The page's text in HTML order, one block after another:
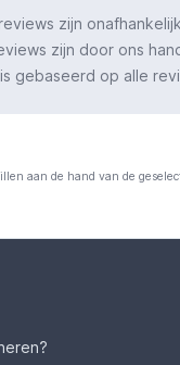
zijn
zijn door ons
gebaseerd op alle
aan de hand van de